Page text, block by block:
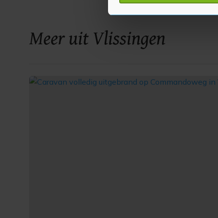
ons cookiebeleid bekijken
Meer uit Vlissingen